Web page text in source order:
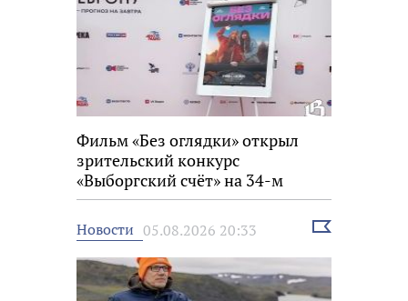
Фильм «Без оглядки» открыл
зрительский конкурс
«Выборгский счёт» на 34-м
фестивале «Окно в Европу»
Новости 05.08.2026 20:33
Выбрать